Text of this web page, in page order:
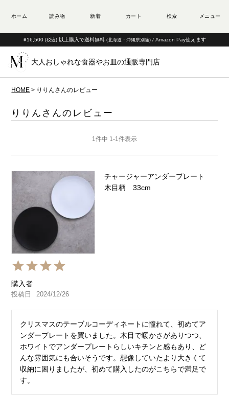
¥16,500 (税込) 以上購入で送料無料 (北海道・沖縄県別途) / Amazon Pay使えます
大人おしゃれな食器やお皿の通販専門店
HOME りりんさんのレビュー
りりんさんのレビュー
1件中 1-1件表示
チャージャーアンダープレート
木目柄 33cm
購入者
投稿日 2024/12/26
クリスマスのテーブルコーディネートに憧れて、初めてア
ンダープレートを買いました。木目で暖かさがありつつ、
ホワイトでアンダープレートらしいキチンと感もあり、ど
んな雰囲気にも合いそうです。想像していたより大きくて
収納に困りましたが、初めて購入したのがこちらで満足で
す。